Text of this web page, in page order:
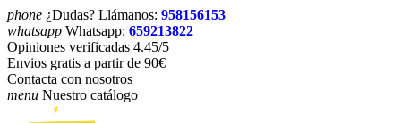
phone ¿Dudas? Llámanos: 958156153
whatsapp Whatsapp: 659213822
Opiniones verificadas 4.45/5
Envios gratis a partir de 90€
Contacta con nosotros
menu Nuestro catálogo